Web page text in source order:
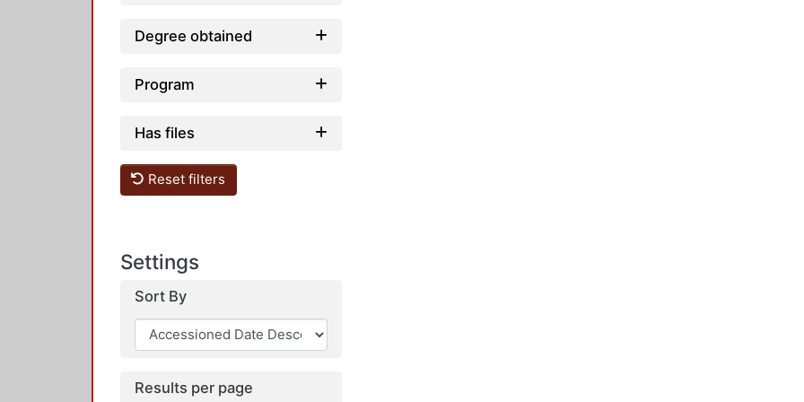
Degree obtained
Program
Has files
Reset filters
Settings
Sort By
Results per page